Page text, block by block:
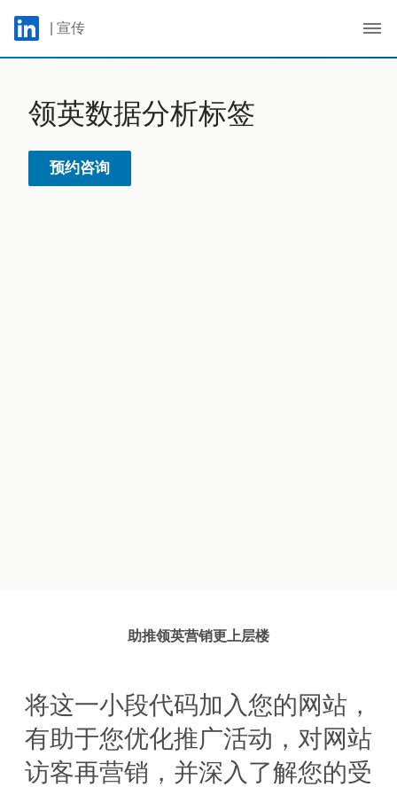
Skip to main content
LinkedIn Logo
| 宣传
领英数据分析标签
预约咨询
助推领英营销更上层楼
将这一小段代码加入您的网站，
有助于您优化推广活动，对网站
访客再营销，并深入了解您的受